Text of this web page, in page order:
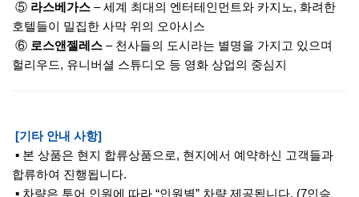
⑤ 라스베가스 – 세계 최대의 엔터테인먼트와 카지노, 화려한
호텔들이 밀집한 사막 위의 오아시스
⑥ 로스앤젤레스 – 천사들의 도시라는 별명을 가지고 있으며
헐리우드, 유니버셜 스튜디오 등 영화 상업의 중심지
[기타 안내 사항]
▪ 본 상품은 현지 합류상품으로, 현지에서 예약하신 고객들과
합류하여 진행됩니다.
▪ 차량은 투어 인원에 따라 “인원별” 차량 제공됩니다. (7인승